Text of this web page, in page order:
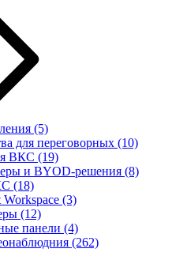
(5)
для переговорных (10)
ВКС (19)
и BYOD-решения (8)
(18)
(3)
(12)
панели (4)
(262)